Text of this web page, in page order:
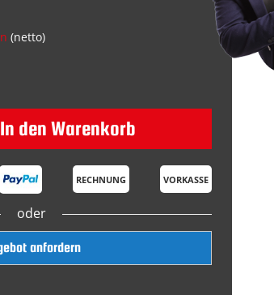
(netto)
In den Warenkorb
RECHNUNG VORKASSE
oder
anfordern